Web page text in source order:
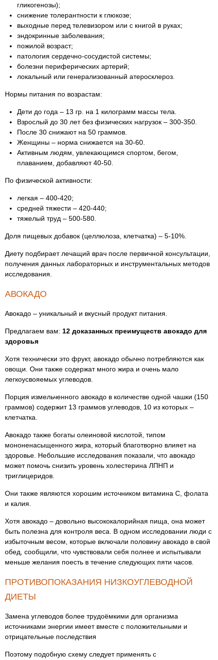
гликогенозы);
снижение толерантности к глюкозе;
выходные перед телевизором или с книгой в руках;
эндокринные заболевания;
пожилой возраст;
патология сердечно-сосудистой системы;
болезни периферических артерий;
локальный или генерализованный атеросклероз.
Нормы питания по возрастам:
Дети до года – 13 гр. на 1 килограмм массы тела.
Взрослый до 30 лет без физических нагрузок – 300-350.
После 30 снижают на 50 граммов.
Женщины – норма снижается на 30-60.
Активным людям, увлекающимся спортом, бегом,
плаванием, добавляют 40-50.
По физической активности:
легкая – 400-420;
средней тяжести – 420-440;
тяжелый труд – 500-580.
Доля пищевых добавок (целлюлоза, клетчатка) – 5-10%.
Диету подбирает лечащий врач после первичной консультации,
получения данных лабораторных и инструментальных методов
исследования.
АВОКАДО
Авокадо – уникальный и вкусный продукт питания.
Предлагаем вам: 12 доказанных преимуществ авокадо для
здоровья
Хотя технически это фрукт, авокадо обычно потребляются как
овощи. Они также содержат много жира и очень мало
легкоусвояемых углеводов.
Порция измельченного авокадо в количестве одной чашки (150
граммов) содержит 13 граммов углеводов, 10 из которых –
клетчатка.
Авокадо также богаты олеиновой кислотой, типом
мононенасыщенного жира, который благотворно влияет на
здоровье. Небольшие исследования показали, что авокадо
может помочь снизить уровень холестерина ЛПНП и
триглицеридов.
Они также являются хорошим источником витамина С, фолата
и калия.
Хотя авокадо – довольно высококалорийная пища, она может
быть полезна для контроля веса. В одном исследовании люди с
избыточным весом, которые включали половину авокадо в свой
обед, сообщили, что чувствовали себя полнее и испытывали
меньше желания поесть в течение следующих пяти часов.
ПРОТИВОПОКАЗАНИЯ НИЗКОУГЛЕВОДНОЙ
ДИЕТЫ
Замена углеводов более трудоёмкими для организма
источниками энергии имеет вместе с положительными и
отрицательные последствия
Поэтому подобную схему следует применять с